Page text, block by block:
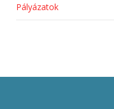
Pályázatok